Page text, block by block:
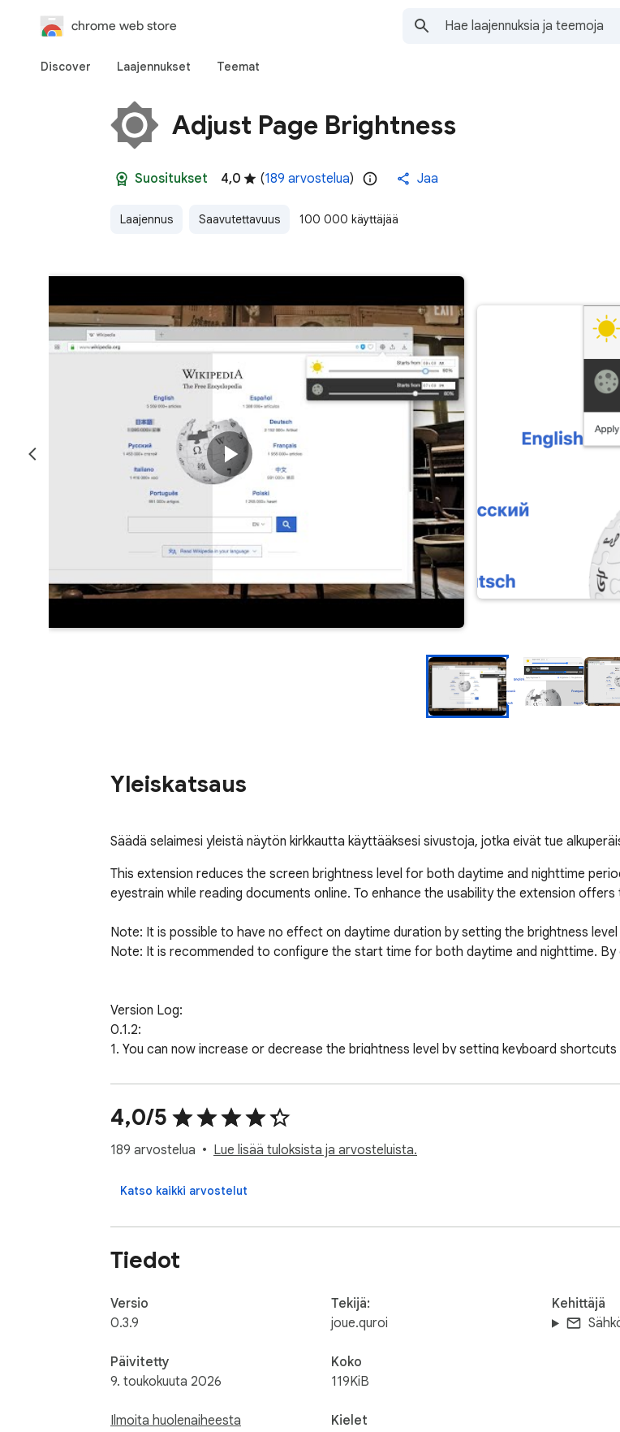
chrome web store
Discover Laajennukset Teemat
Adjust Page Brightness
Suositukset 4,0 (189 arvostelua) Jaa
Laajennus Saavutettavuus 100 000 käyttäjää
Yleiskatsaus
Säädä selaimesi yleistä näytön kirkkautta käyttääksesi sivustoja, jotka eivät tue
This extension reduces the screen brightness level for both daytime and nighttime
eyestrain while reading documents online. To enhance the usability the extension
Note: It is possible to have no effect on daytime duration by setting the brightness
Note: It is recommended to configure the start time for both daytime and nighttime.
Version Log:
0.1.2:
1. You can now increase or decrease the brightness level by setting keyboard shortcuts
4,0/5
189 arvostelua Lue lisää tuloksista ja arvosteluista.
Katso kaikki arvostelut
Tiedot
Versio
0.3.9
Päivitetty
9. toukokuuta 2026
Ilmoita huolenaiheesta
Tekijä:
joue.quroi
Koko
119KiB
Kielet
Kehittäjä